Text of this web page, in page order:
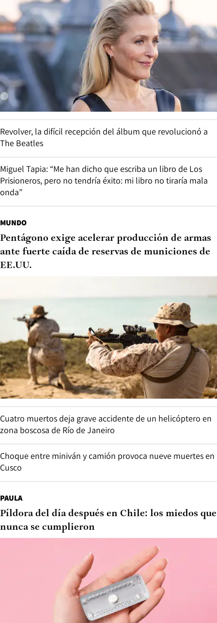
Revolver, la difícil recepción del álbum que revolucionó a
The Beatles
Miguel Tapia: “Me han dicho que escriba un libro de Los
Prisioneros, pero no tendría éxito: mi libro no tiraría mala
onda”
MUNDO
Pentágono exige acelerar producción de armas
ante fuerte caída de reservas de municiones de
EE.UU.
Cuatro muertos deja grave accidente de un helicóptero en
zona boscosa de Río de Janeiro
Choque entre miniván y camión provoca nueve muertes en
Cusco
PAULA
Píldora del día después en Chile: los miedos que
nunca se cumplieron